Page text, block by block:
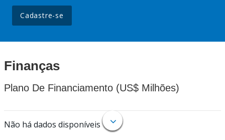
Cadastre-se
Finanças
Plano De Financiamento (US$ Milhões)
Não há dados disponíveis